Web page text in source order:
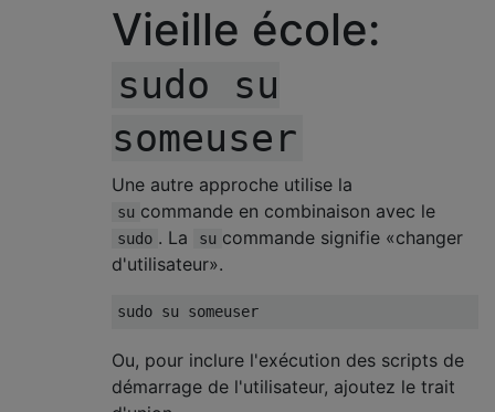
Vieille école:
sudo su
someuser
Une autre approche utilise la
su commande en combinaison avec le
sudo . La su commande signifie «changer
d'utilisateur».
sudo su someuser
Ou, pour inclure l'exécution des scripts de
démarrage de l'utilisateur, ajoutez le trait